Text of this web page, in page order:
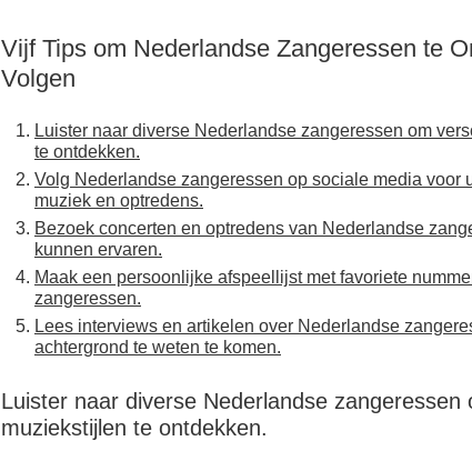
Vijf Tips om Nederlandse Zangeressen te
Volgen
Luister naar diverse Nederlandse zangeressen om
te ontdekken.
Volg Nederlandse zangeressen op sociale media voor
muziek en optredens.
Bezoek concerten en optredens van Nederlandse
kunnen ervaren.
Maak een persoonlijke afspeellijst met favoriete
zangeressen.
Lees interviews en artikelen over Nederlandse
achtergrond te weten te komen.
Luister naar diverse Nederlandse zangeressen
muziekstijlen te ontdekken.